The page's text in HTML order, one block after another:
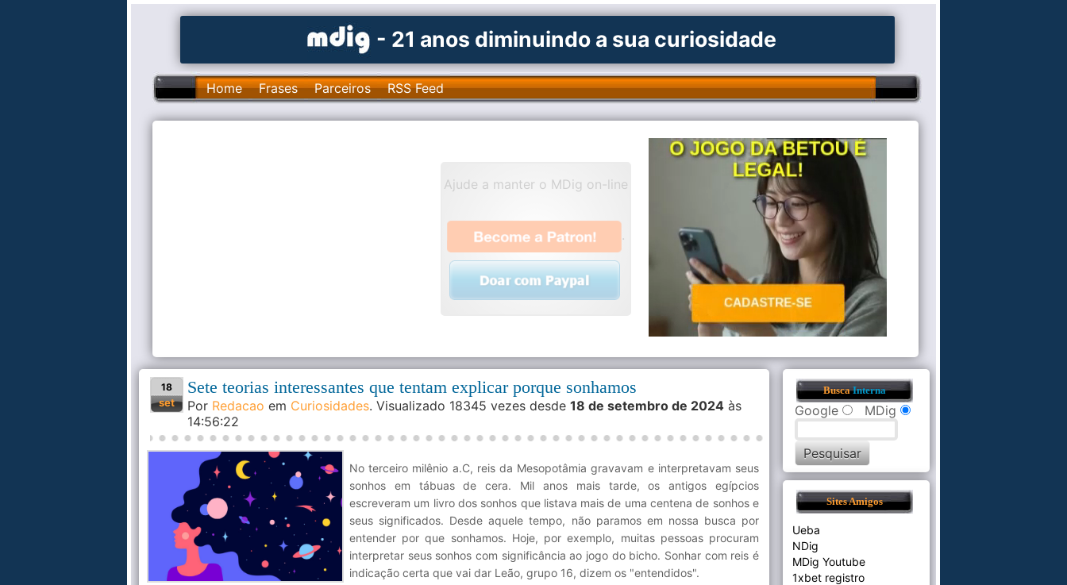
- 21 anos diminuindo a sua curiosidade
Home Frases Parceiros RSS Feed
Ajude a manter o MDig on-line
.
18
set
Sete teorias interessantes que tentam explicar porque sonhamos
Por Redacao em Curiosidades. Visualizado 18345 vezes desde 18 de setembro de 2024 às
14:56:22
No terceiro milênio a.C, reis da Mesopotâmia gravavam e interpretavam seus
sonhos em tábuas de cera. Mil anos mais tarde, os antigos egípcios
escreveram um livro dos sonhos que listava mais de uma centena de sonhos e
seus significados. Desde aquele tempo, não paramos em nossa busca por
entender por que sonhamos. Hoje, por exemplo, muitas pessoas procuram
interpretar seus sonhos com significância ao jogo do bicho. Sonhar com reis é
indicação certa que vai dar Leão, grupo 16, dizem os "entendidos".
BuscaInterna
Google MDig
Sites Amigos
Ueba
NDig
MDig Youtube
1xbet registro